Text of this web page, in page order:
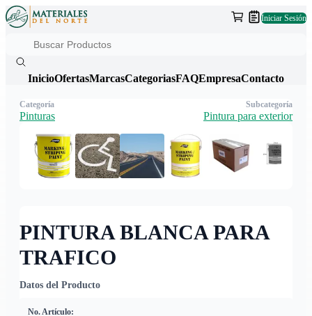
Iniciar Sesión
InicioOfertasMarcasCategoriasFAQEmpresaContacto
PINTURA BLANCA PARA
TRAFICO
Datos del Producto
No. Artículo:
Categoría
Pinturas
Subcategoría
Pintura para exterior